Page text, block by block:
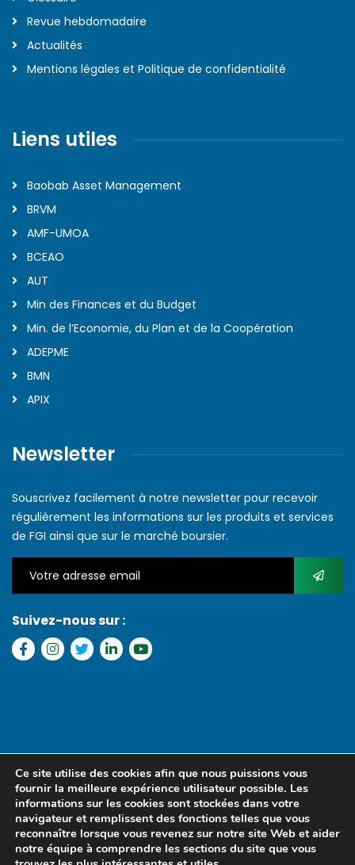
Revue hebdomadaire
Actualités
Mentions légales et Politique de confidentialité
Liens utiles
Baobab Asset Management
BRVM
AMF-UMOA
BCEAO
AUT
Min des Finances et du Budget
Min. de l’Economie, du Plan et de la Coopération
ADEPME
BMN
APIX
Newsletter
Souscrivez facilement à notre newsletter pour recevoir
régulièrement les informations sur les produits et services
de FGI ainsi que sur le marché boursier.
Suivez-nous sur :
MEDIA SENEGAL
Ce site utilise des cookies afin que nous puissions vous
fournir la meilleure expérience utilisateur possible. Les
informations sur les cookies sont stockées dans votre
navigateur et remplissent des fonctions telles que vous
reconnaître lorsque vous revenez sur notre site Web et aider
notre équipe à comprendre les sections du site que vous